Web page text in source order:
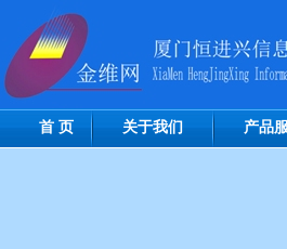
首 页 关于我们 产品